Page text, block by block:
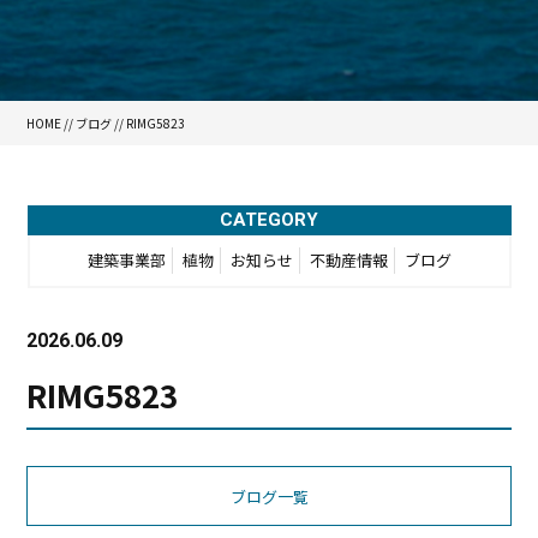
HOME // ブログ // RIMG5823
CATEGORY
建築事業部 植物 お知らせ 不動産情報 ブログ
2026.06.09
RIMG5823
ブログ一覧